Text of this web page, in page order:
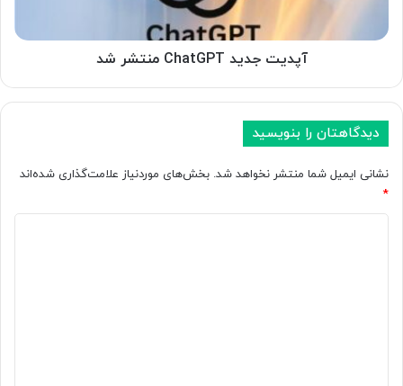
ح
م
و
ص
ی
د
P
T
م
آپدیت جدید ChatGPT منتشر شد
دیدگاهتان را بنویسید
نشانی ایمیل شما منتشر نخواهد شد. بخش‌های موردنیاز علامت‌گذاری شده‌اند
*